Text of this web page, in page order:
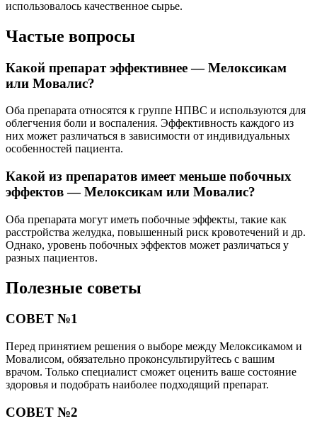
использовалось качественное сырье.
Частые вопросы
Какой препарат эффективнее — Мелоксикам
или Мовалис?
Оба препарата относятся к группе НПВС и используются для
облегчения боли и воспаления. Эффективность каждого из
них может различаться в зависимости от индивидуальных
особенностей пациента.
Какой из препаратов имеет меньше побочных
эффектов — Мелоксикам или Мовалис?
Оба препарата могут иметь побочные эффекты, такие как
расстройства желудка, повышенный риск кровотечений и др.
Однако, уровень побочных эффектов может различаться у
разных пациентов.
Полезные советы
СОВЕТ №1
Перед принятием решения о выборе между Мелоксикамом и
Мовалисом, обязательно проконсультируйтесь с вашим
врачом. Только специалист сможет оценить ваше состояние
здоровья и подобрать наиболее подходящий препарат.
СОВЕТ №2